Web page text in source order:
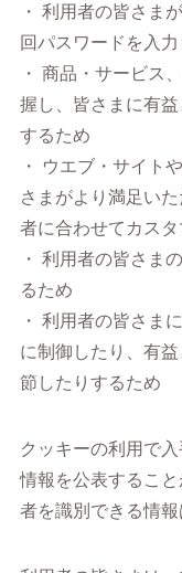
・ 利用者の皆さま
回パスワードを入
・ 商品・サービス
握し、皆さまに有
するため
・ ウエブ・サイト
さまがより満足い
者に合わせてカス
・ 利用者の皆さま
るため
・ 利用者の皆さま
に制御したり、有
節したりするため
クッキーの利用で
情報を公表するこ
者を識別できる情報